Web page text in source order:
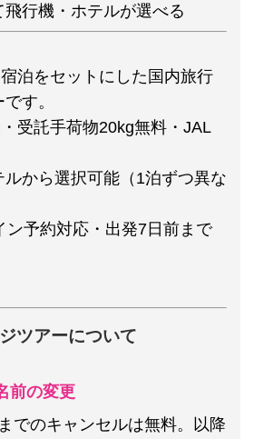
飛行機・ホテルが選べる
泊をセットにした国内旅行
す。
受託手荷物20kg無料・JAL
ルから選択可能（1泊ずつ異な
ン予約対応・出発7日前まで
ツアーについて
前の変更
でのキャンセルは無料。以降